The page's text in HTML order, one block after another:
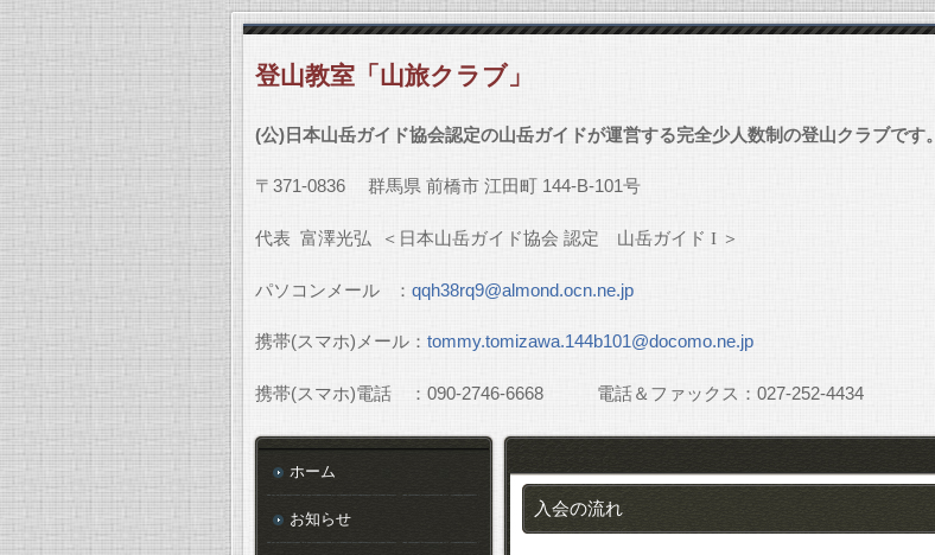
登山教室「山旅クラブ」
(公)日本山岳ガイド協会認定の山岳ガイドが運営する完全少人数制の登山クラブです。
〒 371-0836 群馬県 前橋市 江田町 144-B-101号
代表 富澤光弘 ＜日本山岳ガイド協会 認定 山岳ガイド I ＞
パソコンメール ： qqh38rq9@almond.ocn.ne.jp
携帯(スマホ)メール： tommy.tomizawa.144b101@docomo.ne.jp
携帯(スマホ)電話 ： 090-2746-6668電話＆ファックス： 027-252-4434
入会の流れ
ホーム
お知らせ